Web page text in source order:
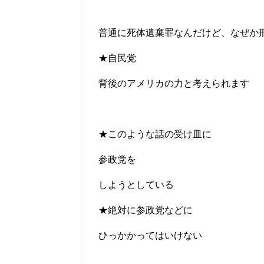
普通に死体遺棄罪なんだけど、なぜか
★自民党
背後のアメリカの力と考えられます
★このような話の受け皿に
参政党を
しようとしている
★絶対に参政党などに
ひっかかってはいけない